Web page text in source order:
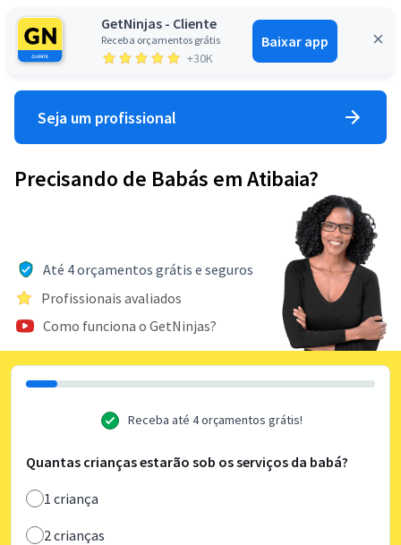
GetNinjas - Cliente
Receba orçamentos grátis
+30K
Baixar app
Entrar
Seja um profissional
Precisando de Babás em Atibaia?
Até 4 orçamentos grátis e seguros
Profissionais avaliados
Como funciona o GetNinjas?
Receba até 4 orçamentos grátis!
Quantas crianças estarão sob os serviços da babá?
1 criança
2 crianças